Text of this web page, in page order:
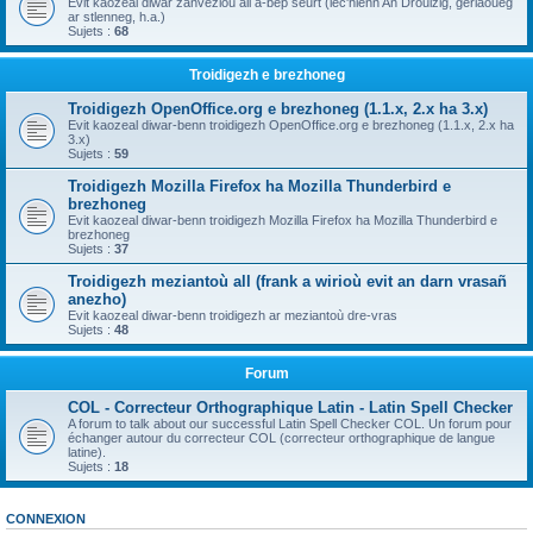
ar stlenneg, h.a.)
Sujets : 68
Troidigezh e brezhoneg
Troidigezh OpenOffice.org e brezhoneg (1.1.x, 2.x ha 3.x)
Evit kaozeal diwar-benn troidigezh OpenOffice.org e brezhoneg (1.1.x, 2.x ha
3.x)
Sujets : 59
Troidigezh Mozilla Firefox ha Mozilla Thunderbird e
brezhoneg
Evit kaozeal diwar-benn troidigezh Mozilla Firefox ha Mozilla Thunderbird e
brezhoneg
Sujets : 37
Troidigezh meziantoù all (frank a wirioù evit an darn vrasañ
anezho)
Evit kaozeal diwar-benn troidigezh ar meziantoù dre-vras
Sujets : 48
Forum
COL - Correcteur Orthographique Latin - Latin Spell Checker
A forum to talk about our successful Latin Spell Checker COL. Un forum pour
échanger autour du correcteur COL (correcteur orthographique de langue
latine).
Sujets : 18
CONNEXION